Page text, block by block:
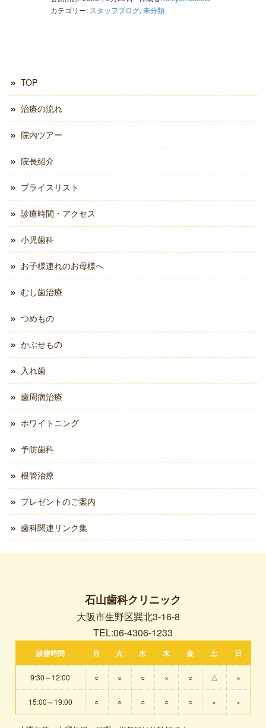
カテゴリー: スタッフブログ, 未分類
TOP
治療の流れ
院内ツアー
院長紹介
プライスリスト
診療時間・アクセス
小児歯科
お子様連れのお母様へ
むし歯治療
つめもの
かぶせもの
入れ歯
歯周病治療
ホワイトニング
予防歯科
根管治療
プレゼントのご案内
歯科関連リンク集
石山歯科クリニック
大阪市生野区巽北3-16-8
TEL:06-4306-1233
診療時間 月 火 水 木 金 土 日
9:30～12:00 ○ ○ ○ × ○ △ ×
15:00～19:00 ○ ○ ○ ○ ○ × ×